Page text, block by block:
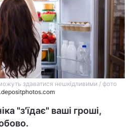
здаватися нешкідливими / фото
"з'їдає" ваші гроші,